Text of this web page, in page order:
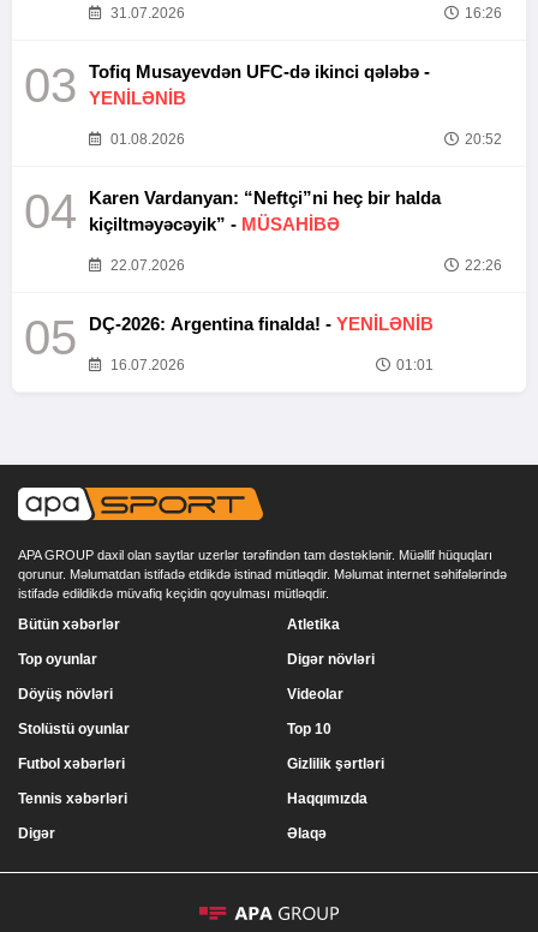
31.07.2026 16:26
03
Tofiq Musayevdən UFC-də ikinci qələbə -
YENİLƏNİB
01.08.2026 20:52
04
Karen Vardanyan: “Neftçi”ni heç bir halda
kiçiltməyəcəyik” - MÜSAHİBƏ
22.07.2026 22:26
05 DÇ-2026: Argentina finalda! - YENİLƏNİB
16.07.2026 01:01
APA GROUP daxil olan saytlar uzerlər tərəfindən tam dəstəklənir. Müəllif hüquqları
qorunur. Məlumatdan istifadə etdikdə istinad mütləqdir. Məlumat internet səhifələrində
istifadə edildikdə müvafiq keçidin qoyulması mütləqdir.
Bütün xəbərlər
Top oyunlar
Döyüş növləri
Stolüstü oyunlar
Atletika
Digər növləri
Videolar
Top 10
Futbol xəbərləri
Tennis xəbərləri
Digər
Gizlilik şərtləri
Haqqımızda
Əlaqə